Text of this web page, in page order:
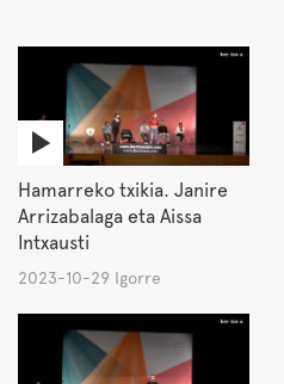
Hamarreko txikia. Janire
Arrizabalaga eta Aissa
Intxausti
2023-10-29 Igorre